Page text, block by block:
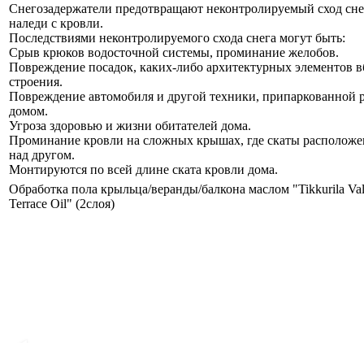
Снегозадержатели предотвращают неконтролируемый сход
наледи с кровли.
Последствиями неконтролируемого схода снега могут быть:
Срыв крюков водосточной системы, проминание желобов.
Повреждение посадок, каких-либо архитектурных элементов
строения.
Повреждение автомобиля и другой техники, припаркованной
домом.
Угроза здоровью и жизни обитателей дома.
Проминание кровли на сложных крышах, где скаты
над другом.
Монтируются по всей длине ската кровли дома.
Обработка пола крыльца/веранды/балкона маслом "Tikkurila
Terrace Oil" (2слоя)